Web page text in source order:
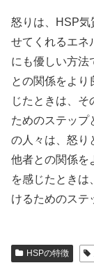
怒りは、HSP気
せてくれるエネ
にも優しい方法
との関係をより
じたときは、そ
ためのステップ
の人々は、怒り
他者との関係を
を感じたときは
けるためのステ
HSPの特徴